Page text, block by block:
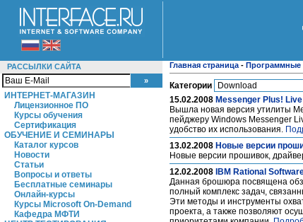
РАССЫЛКИ САЙТА
ИНТЕРНЕТ-МАГАЗИН
Лицензионное ПО
Курсы обучения
Сертификация
ОБУЧЕНИЕ И СЕМИНАРЫ
Каталог курсов
Новости
Статьи
Вопросы и ответы
Бесплатные семинары
Онлайн-курсы
Курсы Microsoft On-Demand
Кафедра МФТИ
Главная страница - Программные
Категории
15.02.2008 Messenger Plus!
Вышла новая версия утилиты
пейджеру Windows Messenger
удобство их использования.
13.02.2008 Новые версии
Новые версии прошивок,
12.02.2008 IBM Rational
Данная брошюра посвящена
полный комплекс задач,
Эти методы и инструменты
проекта, а также позволяют